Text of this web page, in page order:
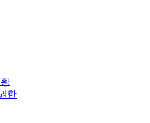
한